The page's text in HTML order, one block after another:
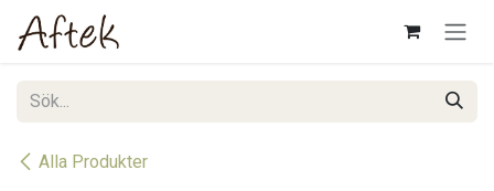
Hoppa till innehåll
Alla Produkter